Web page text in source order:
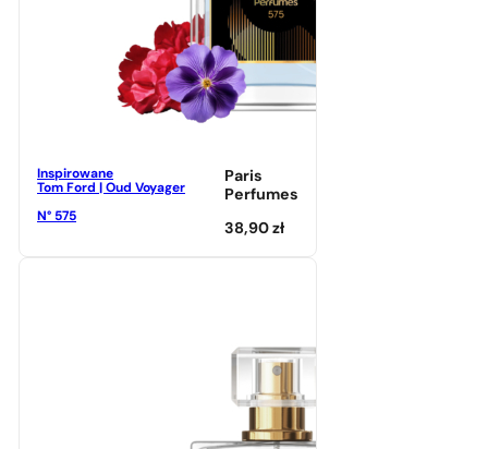
Inspirowane
Tom Ford | Oud Voyager
N° 575
Paris
Perfumes
38,90zł